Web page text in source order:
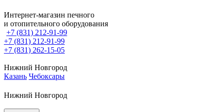
Интернет-магазин печного
и отопительного оборудования
+7 (831) 212-91-99
+7 (831) 212-91-99
+7 (831) 262-15-05
Нижний Новгород
Казань Чебоксары
Нижний Новгород